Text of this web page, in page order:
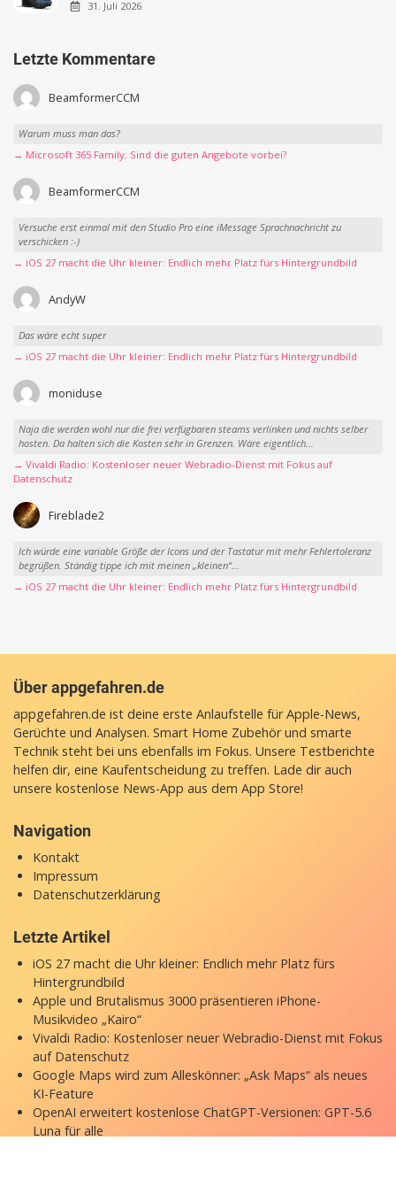
31. Juli 2026
Letzte Kommentare
BeamformerCCM
Warum muss man das?
→ Microsoft 365 Family: Sind die guten Angebote vorbei?
BeamformerCCM
Versuche erst einmal mit den Studio Pro eine iMessage Sprachnachricht zu
verschicken :-)
→ iOS 27 macht die Uhr kleiner: Endlich mehr Platz fürs Hintergrundbild
AndyW
Das wäre echt super
→ iOS 27 macht die Uhr kleiner: Endlich mehr Platz fürs Hintergrundbild
moniduse
Naja die werden wohl nur die frei verfügbaren steams verlinken und nichts selber
hosten. Da halten sich die Kosten sehr in Grenzen. Wäre eigentlich...
→ Vivaldi Radio: Kostenloser neuer Webradio-Dienst mit Fokus auf
Datenschutz
Fireblade2
Ich würde eine variable Größe der Icons und der Tastatur mit mehr Fehlertoleranz
begrüßen. Ständig tippe ich mit meinen „kleinen“...
→ iOS 27 macht die Uhr kleiner: Endlich mehr Platz fürs Hintergrundbild
Über appgefahren.de
appgefahren.de ist deine erste Anlaufstelle für Apple-News,
Gerüchte und Analysen. Smart Home Zubehör und smarte
Technik steht bei uns ebenfalls im Fokus. Unsere Testberichte
helfen dir, eine Kaufentscheidung zu treffen. Lade dir auch
unsere kostenlose News-App aus dem App Store!
Navigation
Kontakt
Impressum
Datenschutzerklärung
Letzte Artikel
iOS 27 macht die Uhr kleiner: Endlich mehr Platz fürs
Hintergrundbild
Apple und Brutalismus 3000 präsentieren iPhone-
Musikvideo „Kairo“
Vivaldi Radio: Kostenloser neuer Webradio-Dienst mit Fokus
auf Datenschutz
Google Maps wird zum Alleskönner: „Ask Maps“ als neues
KI-Feature
OpenAI erweitert kostenlose ChatGPT-Versionen: GPT-5.6
Luna für alle